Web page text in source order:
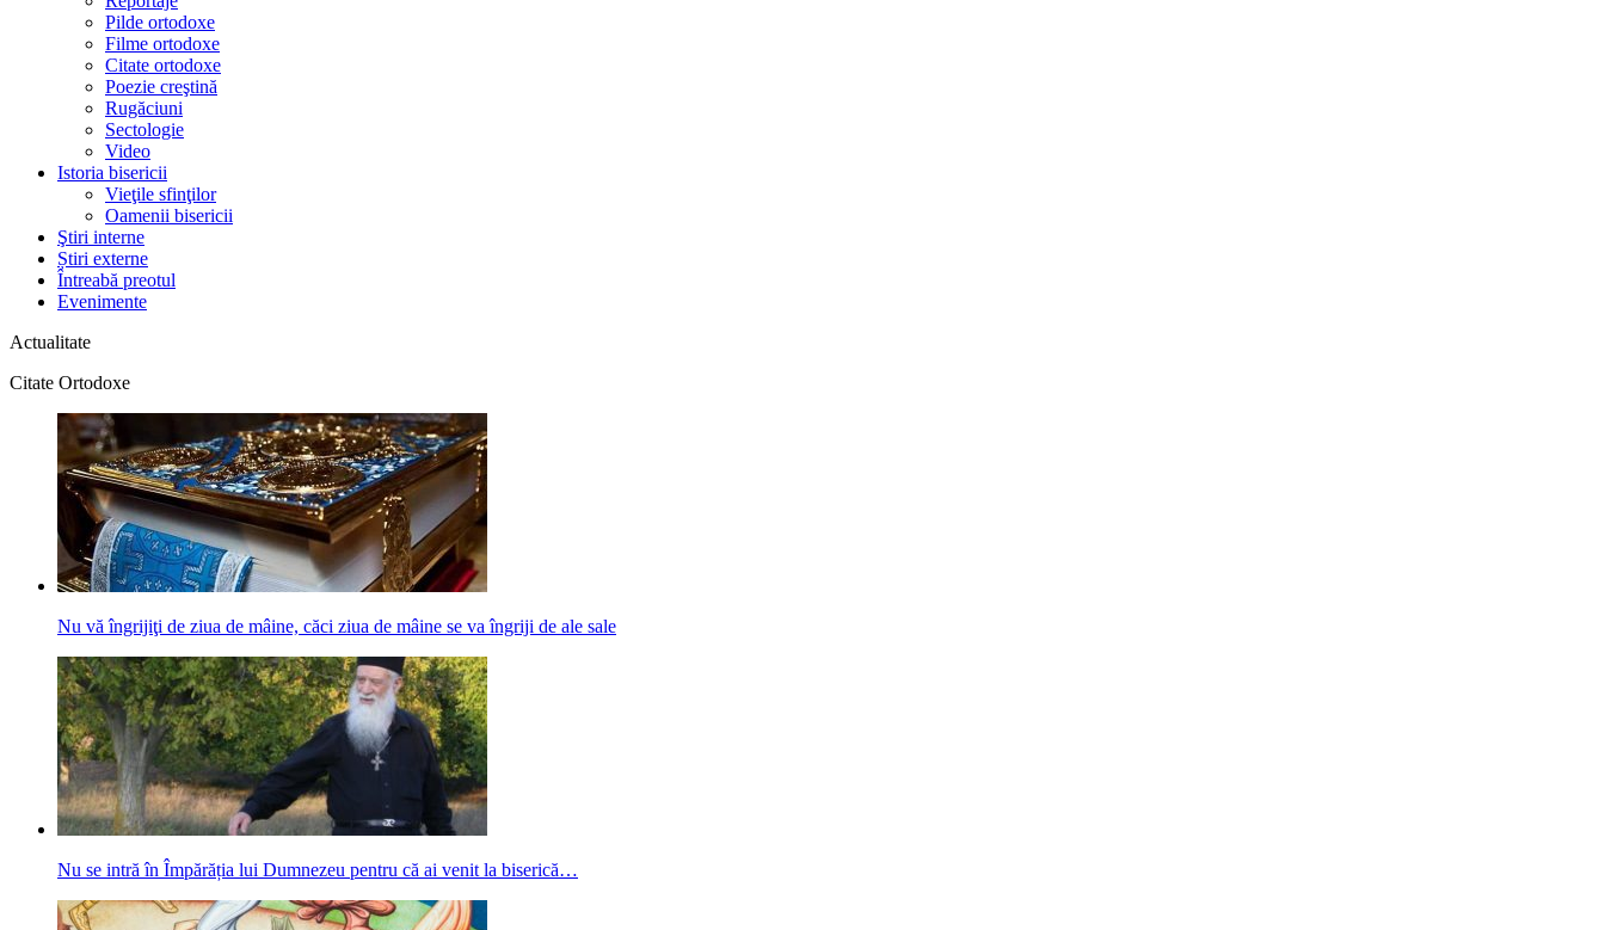
Pilde ortodoxe
Filme ortodoxe
Citate ortodoxe
Poezie creştină
Rugăciuni
Sectologie
Video
Istoria bisericii
Vieţile sfinţilor
Oamenii bisericii
Ştiri interne
Știri externe
Întreabă preotul
Evenimente
Actualitate
Citate Ortodoxe
Nu vă îngrijiţi de ziua de mâine, căci ziua de mâine se va îngriji de ale sale
Nu se intră în Împărăția lui Dumnezeu pentru că ai venit la biserică…